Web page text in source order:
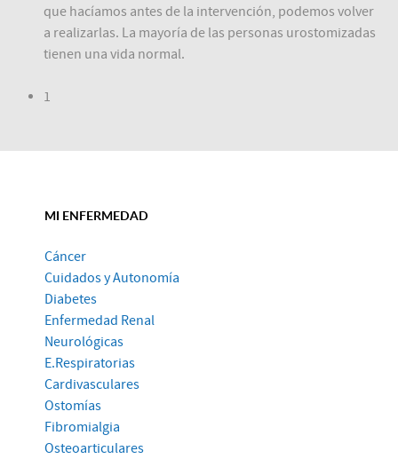
que hacíamos antes de la intervención, podemos volver
a realizarlas. La mayoría de las personas urostomizadas
tienen una vida normal.
1
MI ENFERMEDAD
Cáncer
Cuidados y Autonomía
Diabetes
Enfermedad Renal
Neurológicas
E.Respiratorias
Cardivasculares
Ostomías
Fibromialgia
Osteoarticulares